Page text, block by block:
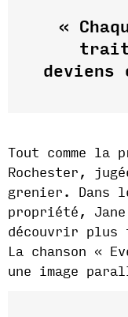
«
deviens
Tout comme la
Rochester,
grenier. Dans
propriété,
découvrir plus
La chanson «
une image